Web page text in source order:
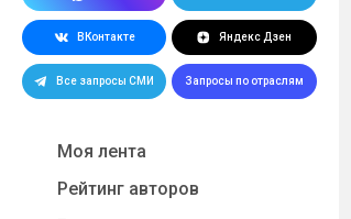
ВКонтакте Яндекс Дзен
Все запросы СМИ Запросы по отраслям
Моя лента
Рейтинг авторов